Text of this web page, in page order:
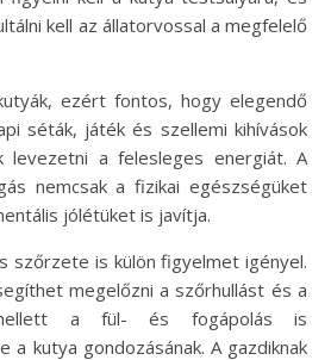
kell az állatorvossal a megfelelő
ezért fontos, hogy elegendő
séták, játék és szellemi kihívások
levezetni a felesleges energiát. A
nemcsak a fizikai egészségüket
jólétüket is javítja.
szőrzete is külön figyelmet igényel.
megelőzni a szőrhullást és a
a fül- és fogápolás is
a kutya gondozásának. A gazdiknak